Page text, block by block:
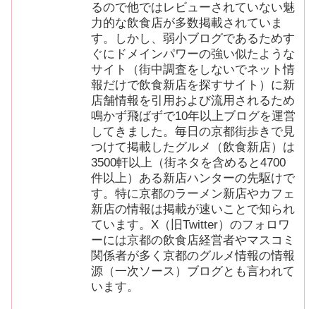
るので他ではレビューされていない魅
力的な飲食店が多数掲載されていま
す。しかし、弱小ブログであるためす
ぐにドメインパワーの強い似たような
サイト（街中調査をしないでネット情
報だけで飲食新店を探すサイト）に新
店舗情報を引用および流用されるため
鳴かず飛ばずで10年以上ブログを運営
してきました。毎日の京都街歩きで見
つけて掲載したグルメ（飲食新店）は
3500軒以上（街ネタを含めると4700
件以上）ある新店ハンターの先駆けで
す。特に京都のラーメン新店やカフェ
新店の情報は掲載が速いことで知られ
ています。X（旧Twitter）のフォロワ
ーには京都の飲食店経営者やマスコミ
関係者が多く京都のグルメ情報の情報
源（一次ソース）ブログとも言われて
います。